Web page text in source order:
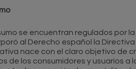
se encuentran regulados por la
al Derecho español la
nace con el claro objetivo de
de los consumidores y usuarios a